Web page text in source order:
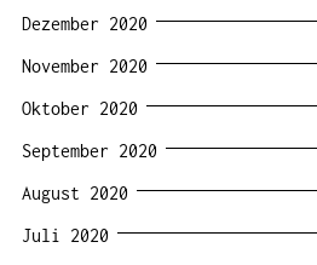
Dezember 2020
November 2020
Oktober 2020
September 2020
August 2020
Juli 2020